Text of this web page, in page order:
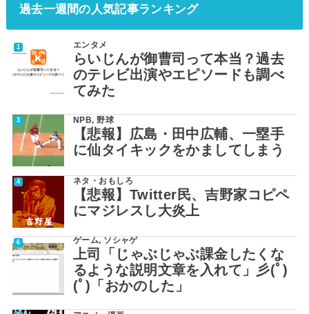
過去一週間の人気記事ランキング
エンタメ
らいじんが御曹司って本当？過去
のテレビ出演やエピソードも調べ
てみた
NPB,野球
【悲報】広島・田中広輔、一塁手
に仙タイキックをかましてしまう
ネタ・おもしろ
【悲報】Twitter民、吉野家コピペ
にマジレスし大炎上
ゲーム, ソシャゲ
上司「じゃぶじゃぶ課金したくな
るような説明文章を入れて」彡(ﾟ)
(ﾟ)「おかのした」